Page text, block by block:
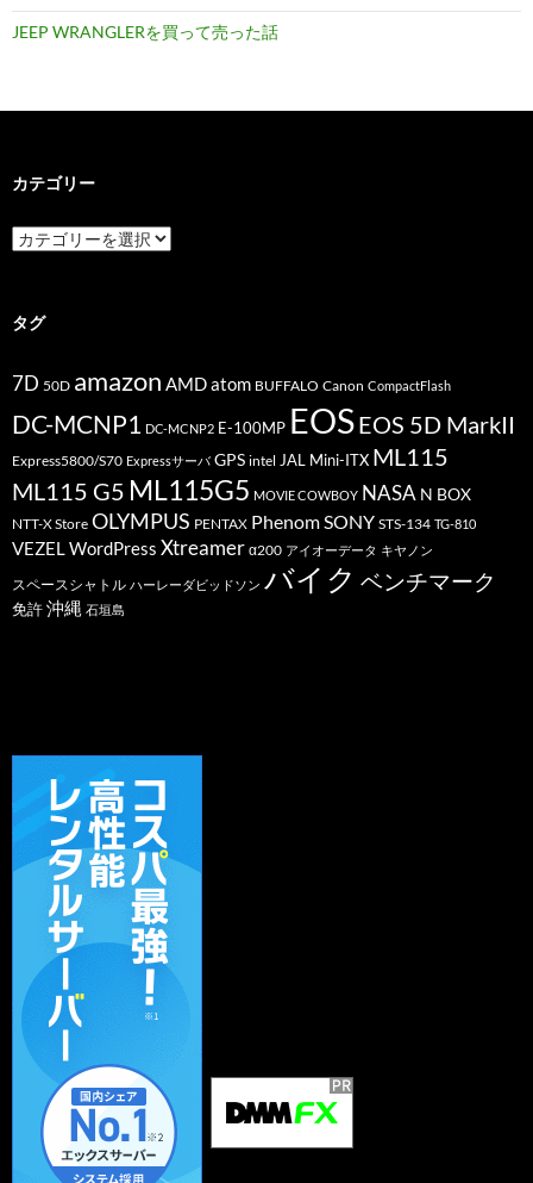
JEEP WRANGLERを買って売った話
カテゴリー
カ
テ
ー
タグ
7D 50D amazon AMDatom BUFFALO Canon CompactFlash
DC-MCNP1 DC-MCNP2 E-100MP EOSEOS 5D MarkII
Express5800/S70 Expressサーバ GPS intel JAL Mini-ITX ML115
ML115 G5 ML115G5 MOVIE COWBOY NASA N BOX
NTT-X Store OLYMPUS PENTAX PhenomSONY STS-134 TG-810
VEZELWordPress Xtreamer α200 アイオーデータ キヤノン
スペースシャトル ハーレーダビッドソン バイク ベンチマーク
免許沖縄 石垣島